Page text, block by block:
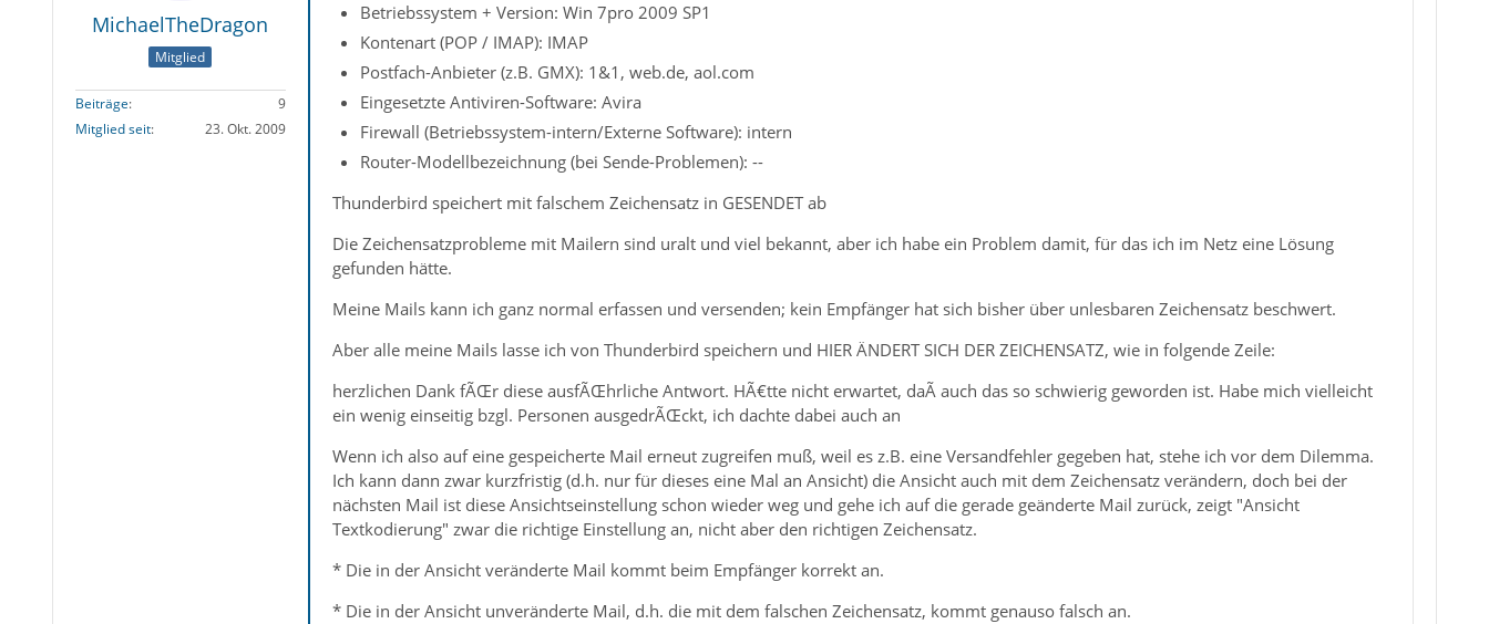
MichaelTheDragon
Mitglied
Beiträge
9
Mitglied seit
23. Okt. 2009
Betriebssystem + Version: Win 7pro 2009 SP1
Kontenart (POP / IMAP): IMAP
Postfach-Anbieter (z.B. GMX): 1&1, web.de, aol.com
Eingesetzte Antiviren-Software: Avira
Firewall (Betriebssystem-intern/Externe Software): intern
Router-Modellbezeichnung (bei Sende-Problemen): --
Thunderbird speichert mit falschem Zeichensatz in GESENDET ab
Die Zeichensatzprobleme mit Mailern sind uralt und viel bekannt, aber ich habe ein Problem damit, für das ich im Netz eine Lösung
gefunden hätte.
Meine Mails kann ich ganz normal erfassen und versenden; kein Empfänger hat sich bisher über unlesbaren Zeichensatz beschwert.
Aber alle meine Mails lasse ich von Thunderbird speichern und HIER ÄNDERT SICH DER ZEICHENSATZ, wie in folgende Zeile:
herzlichen Dank fÃŒr diese ausfÃŒhrliche Antwort. HÃ€tte nicht erwartet, daÃ auch das so schwierig geworden ist. Habe mich vielleicht
ein wenig einseitig bzgl. Personen ausgedrÃŒckt, ich dachte dabei auch an
Wenn ich also auf eine gespeicherte Mail erneut zugreifen muß, weil es z.B. eine Versandfehler gegeben hat, stehe ich vor dem Dilemma.
Ich kann dann zwar kurzfristig (d.h. nur für dieses eine Mal an Ansicht) die Ansicht auch mit dem Zeichensatz verändern, doch bei der
nächsten Mail ist diese Ansichtseinstellung schon wieder weg und gehe ich auf die gerade geänderte Mail zurück, zeigt "Ansicht
Textkodierung" zwar die richtige Einstellung an, nicht aber den richtigen Zeichensatz.
* Die in der Ansicht veränderte Mail kommt beim Empfänger korrekt an.
* Die in der Ansicht unveränderte Mail, d.h. die mit dem falschen Zeichensatz, kommt genauso falsch an.